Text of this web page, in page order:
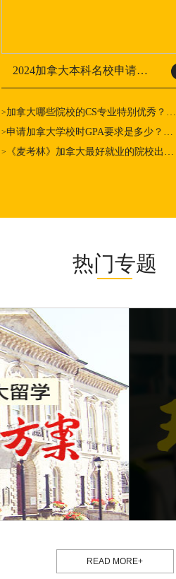
2024加拿大本科名校申请…
>加拿大哪些院校的CS专业特别优秀？…
>申请加拿大学校时GPA要求是多少？…
> 《麦考林》加拿大最好就业的院校出…
热门专题
READ MORE+